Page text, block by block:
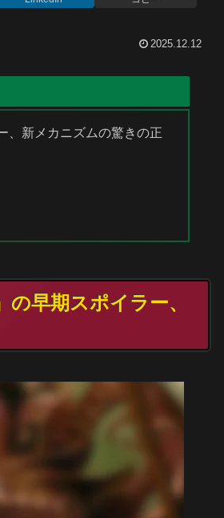
2025.12.12
、新メカニズムの驚きの正
早期スポイラー、